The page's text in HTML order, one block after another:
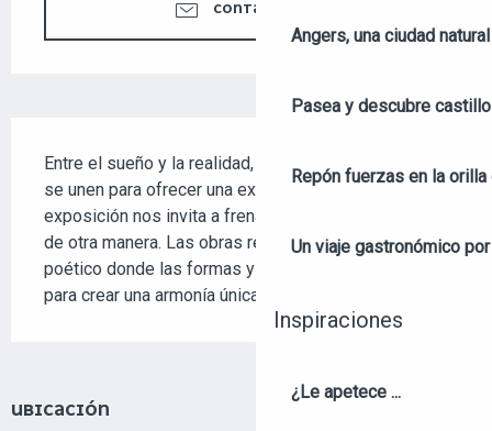
Angers, una ciudad natural
Pasea y descubre
Repón fuerzas en la orilla
Un viaje gastronómico
Inspiraciones
¿Le apetece ...
CONTÁCTENOS
Entre el sueño y la realidad, dos visiones artísticas
se unen para ofrecer una experiencia singular. Esta
exposición nos invita a frenar, contemplar y percibir
de otra manera. Las obras revelan un universo
poético donde las formas y los seres se entrelazan
para crear una armonía única.
UBICACIÓN